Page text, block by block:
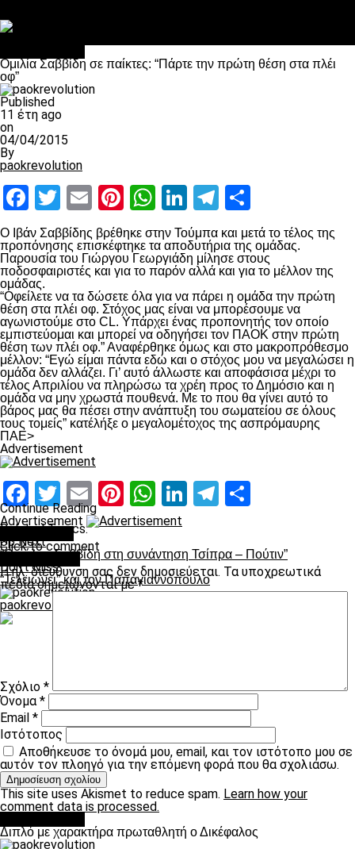
Ομιλία Σαββίδη σε παίκτες: “Πάρτε την πρώτη θέση στα πλέι
οφ”
Published
11 έτη ago
on
04/04/2015
By
paokrevolution
Facebook
Twitter
EmailPinterest
WhatsApp
LinkedIn
Telegram
Ο Ιβάν Σαββίδης βρέθηκε στην Τούμπα και μετά το τέλος της
προπόνησης επισκέφτηκε τα αποδυτήρια της ομάδας.
Παρουσία του Γιώργου Γεωργιάδη μίλησε στους
ποδοσφαιριστές και για το παρόν αλλά και για το μέλλον της
ομάδας.
“Οφείλετε να τα δώσετε όλα για να πάρει η ομάδα την πρώτη
θέση στα πλέι οφ. Στόχος μας είναι να μπορέσουμε να
αγωνιστούμε στο CL. Υπάρχει ένας προπονητής τον οποίο
εμπιστεύομαι και μπορεί να οδηγήσει τον ΠΑΟΚ στην πρώτη
θέση των πλέι οφ.” Αναφέρθηκε όμως και στο μακροπρόθεσμο
μέλλον: “Εγώ είμαι πάντα εδώ και ο στόχος μου να μεγαλώσει η
ομάδα δεν αλλάζει. Γι’ αυτό άλλωστε και αποφάσισα μέχρι το
τέλος Απριλίου να πληρώσω τα χρέη προς το Δημόσιο και η
ομάδα να μην χρωστά πουθενά. Με το που θα γίνει αυτό το
βάρος μας θα πέσει στην ανάπτυξη του σωματείου σε όλους
τους τομείς” κατέλήξε ο μεγαλομέτοχος της ασπρόμαυρης
ΠΑΕ>
Advertisement
Facebook
Twitter
EmailPinterest
WhatsApp
LinkedIn
Telegram
Related Topics:
Up Next
“Ο ρόλος Σαββίδη στη συνάντηση Τσίπρα – Πούτιν”
Don't Miss
“Τελειώνει” και τον Παπαγιαννόπουλο
paokrevolution
Continue Reading
Advertisement
Click to comment
Η ηλ. διεύθυνση σας δεν δημοσιεύεται. Τα υποχρεωτικά
πεδία σημειώνονται με*
Σχόλιο *
Όνομα*
Email *
Ιστότοπος
Αποθήκευσε το όνομά μου, email, και τον ιστότοπο μου σε
αυτόν τον πλοηγό για την επόμενη φορά που θα σχολιάσω.
This site uses Akismet to reduce spam. Learn how your
comment data is processed.
Διπλό με χαρακτήρα πρωταθλητή ο Δικέφαλος